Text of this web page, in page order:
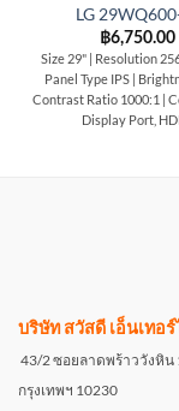
LG
฿6,750.00
Size 29" | Resolution
Panel Type IPS |
Contrast Ratio 1000:1 |
Display Port,
บริษัท สวัสดี เอ็นเทอ
43/2 ซอยลาดพร้าววังหิน
กรุงเทพฯ 10230